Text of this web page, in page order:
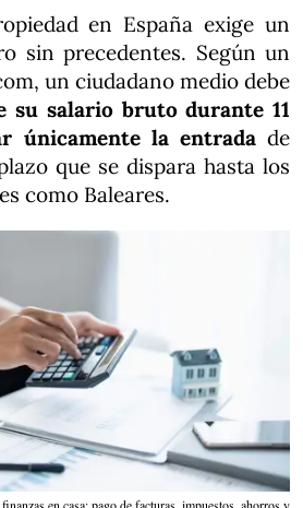
en España exige un
sin precedentes. Según un
un ciudadano medio debe
su salario bruto durante 11
únicamente la entradade
que se dispara hasta los
como Baleares.
en casa: pago de facturas, impuestos, ahorros y